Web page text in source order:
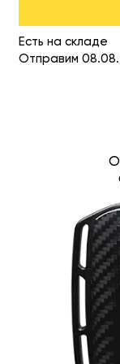
Есть на складе
Отправим